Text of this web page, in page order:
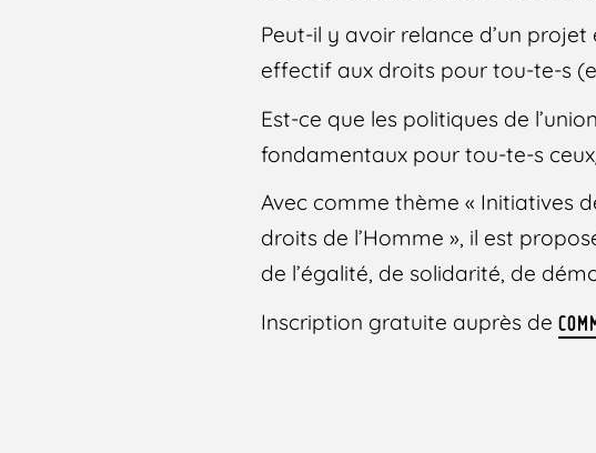
Peut-il y avoir relance d’un
effectif aux droits pour tou-te-s
Est-ce que les politiques de
fondamentaux pour tou-te-s
Avec comme thème « Initiatives
droits de l’Homme », il est
de l’égalité, de solidarité, de
Inscription gratuite auprès de